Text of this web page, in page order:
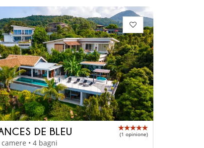
DE BLEU (1 opinione)
• 4 bagni